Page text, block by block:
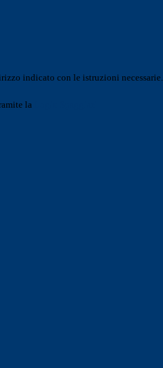
indicato con le istruzioni necessarie.
la